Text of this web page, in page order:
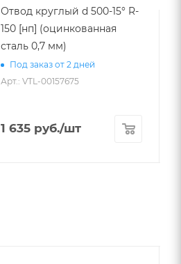
Отвод круглый d 500-15° R-
150 [нп] (оцинкованная
сталь 0,7 мм)
Под заказ от 2 дней
Арт.: VTL-00157675
1 635 руб./шт